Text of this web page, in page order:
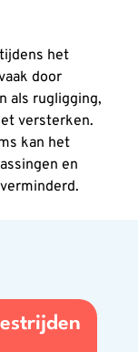
het
door
als rugligging,
versterken.
kan het
en